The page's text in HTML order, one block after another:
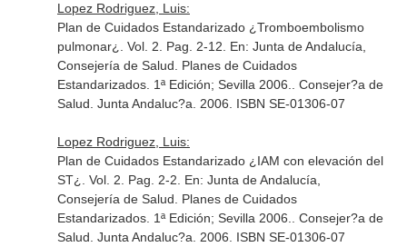
Lopez Rodriguez, Luis:
Plan de Cuidados Estandarizado ¿Tromboembolismo
pulmonar¿. Vol. 2. Pag. 2-12. En: Junta de Andalucía,
Consejería de Salud. Planes de Cuidados
Estandarizados. 1ª Edición; Sevilla 2006.
. Consejer?a de
Salud. Junta Andaluc?a. 2006. ISBN SE-01306-07
Lopez Rodriguez, Luis:
Plan de Cuidados Estandarizado ¿IAM con elevación del
ST¿. Vol. 2. Pag. 2-2. En: Junta de Andalucía,
Consejería de Salud. Planes de Cuidados
Estandarizados. 1ª Edición; Sevilla 2006.
. Consejer?a de
Salud. Junta Andaluc?a. 2006. ISBN SE-01306-07